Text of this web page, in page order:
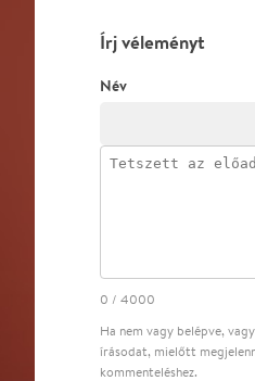
Írj véleményt
Név
0 / 4000
Ha nem vagy belépve,
írásodat, mielőtt
kommenteléshez.